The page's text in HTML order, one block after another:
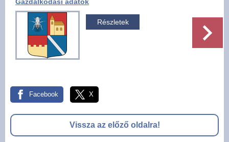
Galéria
Pályázatok
Alsórajk
Részletek
Facebook X
Vissza az előző oldalra!